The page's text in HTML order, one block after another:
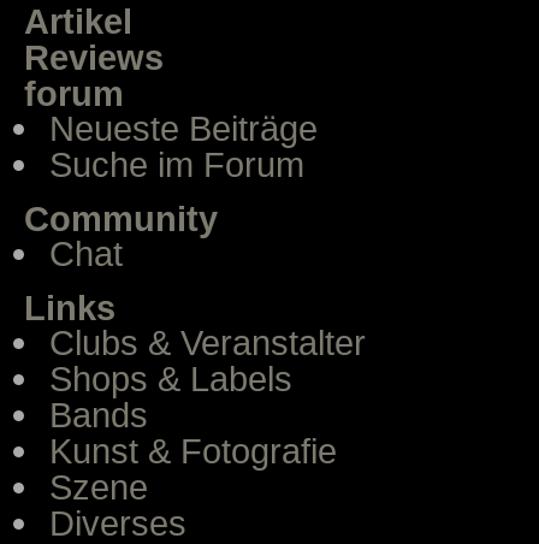
Artikel
Reviews
forum
Neueste Beiträge
Suche im Forum
Community
Chat
Links
Clubs & Veranstalter
Shops & Labels
Bands
Kunst & Fotografie
Szene
Diverses